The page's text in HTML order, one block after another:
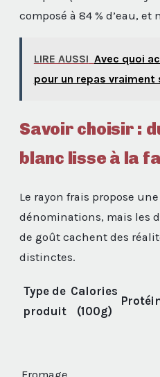
composé à 84 % d’eau,
LIRE AUSSI Avec quoi
pour un repas vraiment
Savoir choisir :
blanc lisse à la
Le rayon frais propose
dénominations, mais les
de goût cachent des
distinctes.
Type de
produit
Calories
(100g)